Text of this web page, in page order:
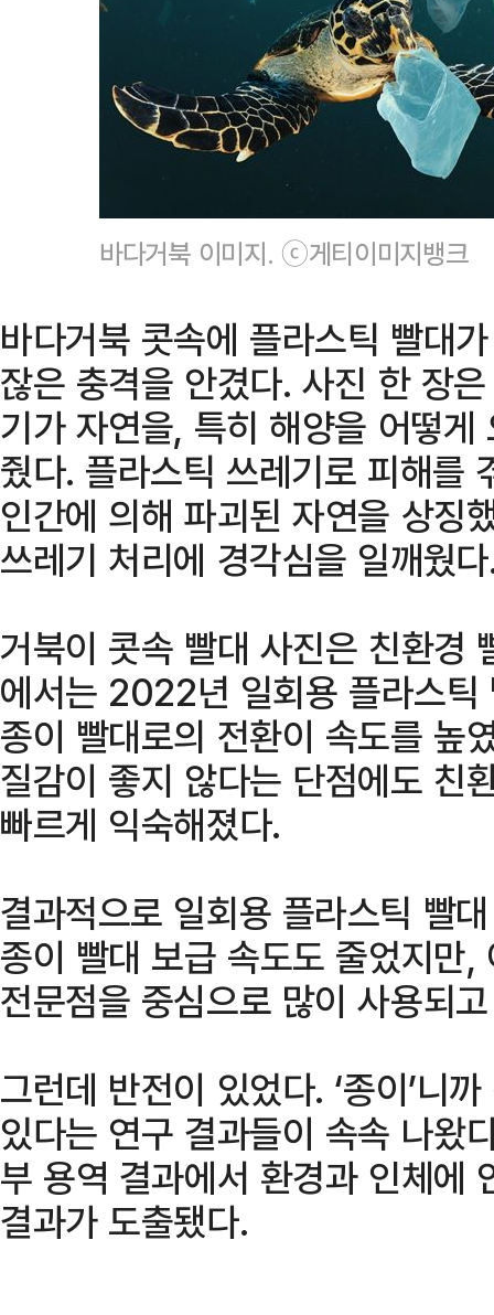
바다거북 이미지. ⓒ게티이미지뱅크
바다거북 콧속에 플라스틱 빨대
잖은 충격을 안겼다. 사진 한 장
기가 자연을, 특히 해양을 어떻
줬다. 플라스틱 쓰레기로 피해를
인간에 의해 파괴된 자연을 상징
쓰레기 처리에 경각심을 일깨웠
거북이 콧속 빨대 사진은 친환경
에서는 2022년 일회용 플라스틱
종이 빨대로의 전환이 속도를 높
질감이 좋지 않다는 단점에도 친
빠르게 익숙해졌다.
결과적으로 일회용 플라스틱 빨
종이 빨대 보급 속도도 줄었지만
전문점을 중심으로 많이 사용되
그런데 반전이 있었다. ‘종이’니
있다는 연구 결과들이 속속 나왔
부 용역 결과에서 환경과 인체에
결과가 도출됐다.